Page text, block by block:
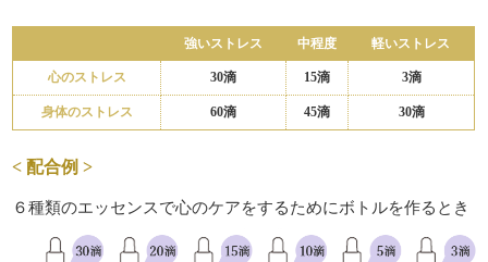
強いストレス 中程度 軽いストレス
心のストレス 30滴 15滴 3滴
身体のストレス 60滴 45滴 30滴
< 配合例 >
６種類のエッセンスで心のケアをするためにボトルを作るとき